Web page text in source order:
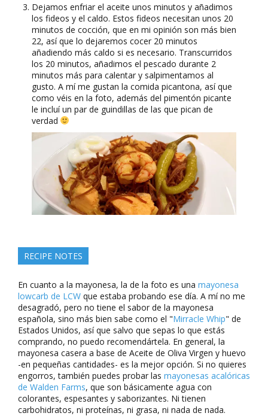
Dejamos enfriar el aceite unos minutos y añadimos
los fideos y el caldo. Estos fideos necesitan unos 20
minutos de cocción, que en mi opinión son más bien
22, así que lo dejaremos cocer 20 minutos
añadiendo más caldo si es necesario. Transcurridos
los 20 minutos, añadimos el pescado durante 2
minutos más para calentar y salpimentamos al
gusto. A mí me gustan la comida picantona, así que
como véis en la foto, además del pimentón picante
le incluí un par de guindillas de las que pican de
verdad
RECIPE NOTES
En cuanto a la mayonesa, la de la foto es una mayonesa
lowcarb de LCW que estaba probando ese día. A mí no me
desagradó, pero no tiene el sabor de la mayonesa
española, sino más bien sabe como el "Mirracle Whip" de
Estados Unidos, así que salvo que sepas lo que estás
comprando, no puedo recomendártela. En general, la
mayonesa casera a base de Aceite de Oliva Virgen y huevo
-en pequeñas cantidades- es la mejor opción. Si no quieres
engorros, también puedes probar las mayonesas acalóricas
de Walden Farms, que son básicamente agua con
colorantes, espesantes y saborizantes. Ni tienen
carbohidratos, ni proteínas, ni grasa, ni nada de nada.